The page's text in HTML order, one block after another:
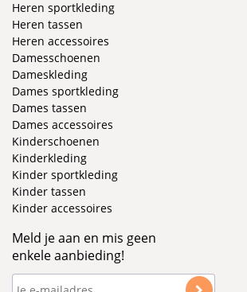
Heren sportkleding
Heren tassen
Heren accessoires
Damesschoenen
Dameskleding
Dames sportkleding
Dames tassen
Dames accessoires
Kinderschoenen
Kinderkleding
Kinder sportkleding
Kinder tassen
Kinder accessoires
Meld je aan en mis geen
enkele aanbieding!